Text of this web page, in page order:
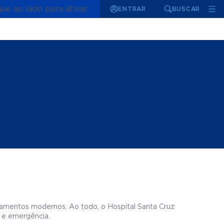
ao lado para ativar ENTRAR BUSCAR
modernos. Ao todo, o Hospital Santa Cruz
emergência.